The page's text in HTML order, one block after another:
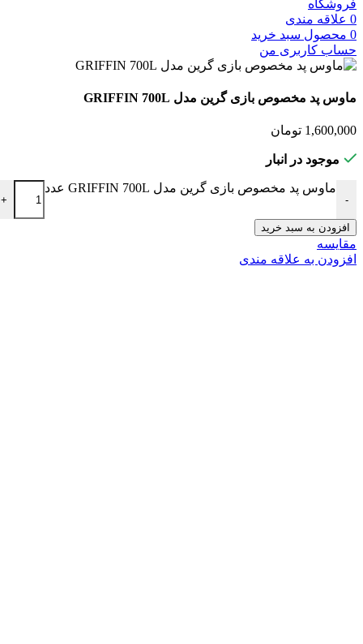
فروشگاه
0 علاقه مندی
0 محصول سبد خرید
حساب کاربری من
ماوس پد مخصوص بازی گرین مدل GRIFFIN 700L
1,600,000 تومان
موجود در انبار
-
ماوس پد مخصوص بازی گرین مدل GRIFFIN 700L عدد
+
افزودن به سبد خرید
مقایسه
افزودن به علاقه مندی